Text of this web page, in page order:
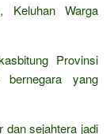
Keluhan Warga
Provinsi
yang
dan sejahtera jadi